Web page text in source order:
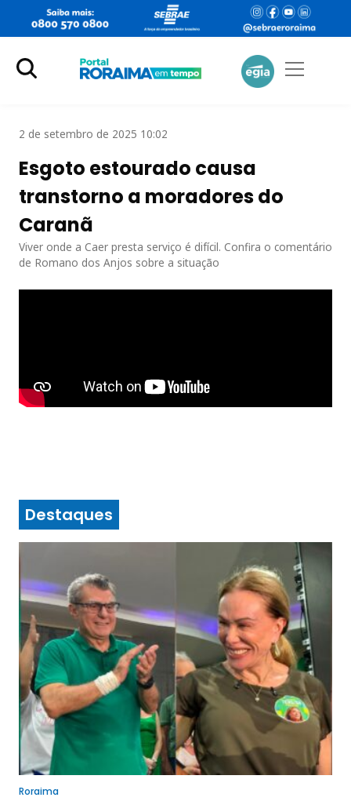
2 de setembro de 2025 10:02
Esgoto estourado causa
transtorno a moradores do
Caranã
Viver onde a Caer presta serviço é difícil. Confira o comentário
de Romano dos Anjos sobre a situação
Destaques
Roraima